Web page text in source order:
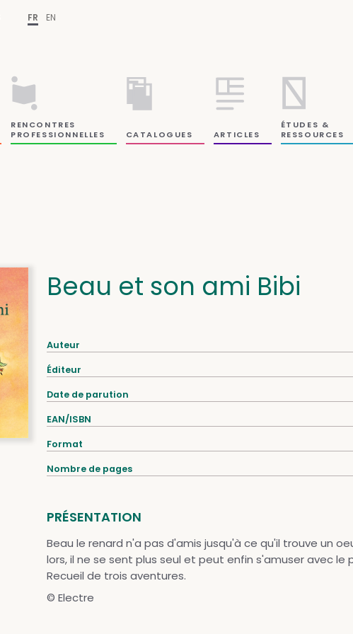
FR EN
RENCONTRES
PROFESSIONNELLES
CATALOGUES ARTICLES
ÉTUDES &
RESSOURCES
Beau et son ami Bibi
Auteur
Éditeur
Date de parution
EAN/ISBN
Format
Nombre de pages
PRÉSENTATION
Beau le renard n'a pas d'amis jusqu'à ce qu'il trouve un
lors, il ne se sent plus seul et peut enfin s'amuser avec le
Recueil de trois aventures.
© Electre